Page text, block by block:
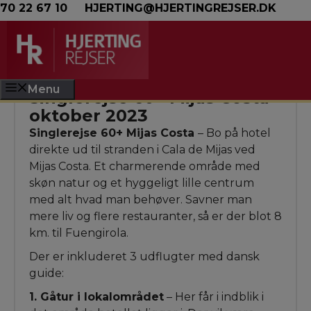
Hop til indhold
70 22 67 10 HJERTING@HJERTINGREJSER.DK
Menu
Singlerejse 60+ Mijas Costa -
oktober 2023
Singlerejse 60+ Mijas Costa – Bo på hotel
direkte ud til stranden i Cala de Mijas ved
Mijas Costa. Et charmerende område med
skøn natur og et hyggeligt lille centrum
med alt hvad man behøver. Savner man
mere liv og flere restauranter, så er der blot 8
km. til Fuengirola.
Der er inkluderet 3 udflugter med dansk
guide:
1. Gåtur i lokalområdet – Her får i indblik i